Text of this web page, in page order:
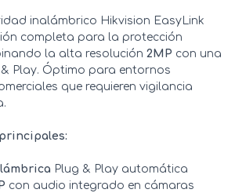
inalámbrico Hikvision EasyLink
completa para la protección
la alta resolución 2MP con una
Play. Óptimo para entornos
que requieren vigilancia
Plug & Play automática
con audio integrado en cámaras